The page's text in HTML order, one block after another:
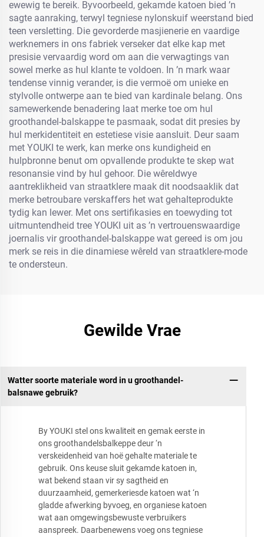
ewewig te bereik. Byvoorbeeld, gekamde katoen bied ’n
sagte aanraking, terwyl tegniese nylonskuif weerstand bied
teen versletting. Die gevorderde masjienerie en vaardige
werknemers in ons fabriek verseker dat elke kap met
presisie vervaardig word om aan die verwagtings van
sowel merke as hul klante te voldoen. In ’n mark waar
tendense vinnig verander, is die vermoë om unieke en
stylvolle ontwerpe aan te bied van kardinale belang. Ons
samewerkende benadering laat merke toe om hul
groothandel-balskappe te pasmaak, sodat dit presies by
hul merkidentiteit en estetiese visie aansluit. Deur saam
met YOUKI te werk, kan merke ons kundigheid en
hulpbronne benut om opvallende produkte te skep wat
resonansie vind by hul gehoor. Die wêreldwye
aantreklikheid van straatklere maak dit noodsaaklik dat
merke betroubare verskaffers het wat gehalteprodukte
tydig kan lewer. Met ons sertifikasies en toewyding tot
uitmuntendheid tree YOUKI uit as ’n vertrouenswaardige
joernalis vir groothandel-balskappe wat gereed is om jou
merk se reis in die dinamiese wêreld van straatklere-mode
te ondersteun.
Gewilde Vrae
Watter soorte materiale word in u groothandel-
balsnawe gebruik?
By YOUKI stel ons kwaliteit en gemak eerste in
ons groothandelsbalkeppe deur ‘n
verskeidenheid van hoë gehalte materiale te
gebruik. Ons keuse sluit gekamde katoen in,
wat bekend staan vir sy sagtheid en
duurzaamheid, gemerkeriesde katoen wat ‘n
gladde afwerking byvoeg, en organiese katoen
wat aan omgewingsbewuste verbruikers
aanspreek. Daarbenewens voeg ons tegniese